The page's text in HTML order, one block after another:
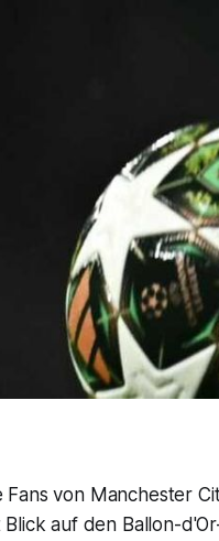
Fans von Manchester
Blick auf den Ballon-